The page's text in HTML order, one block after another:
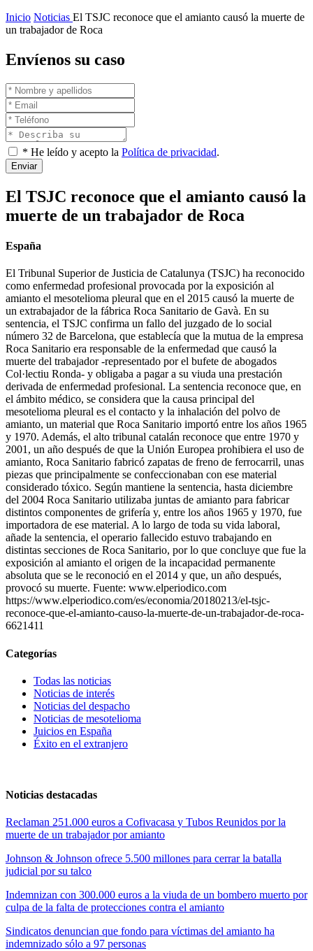
Inicio Noticias El TSJC reconoce que el amianto causó la muerte de
un trabajador de Roca
Envíenos su caso
* He leído y acepto la Política de privacidad.
Enviar
El TSJC reconoce que el amianto causó la
muerte de un trabajador de Roca
España
El Tribunal Superior de Justicia de Catalunya (TSJC) ha reconocido
como enfermedad profesional provocada por la exposición al
amianto el mesotelioma pleural que en el 2015 causó la muerte de
un extrabajador de la fábrica Roca Sanitario de Gavà. En su
sentencia, el TSJC confirma un fallo del juzgado de lo social
número 32 de Barcelona, que establecía que la mutua de la empresa
Roca Sanitario era responsable de la enfermedad que causó la
muerte del trabajador -representado por el bufete de abogados
Col·lectiu Ronda- y obligaba a pagar a su viuda una prestación
derivada de enfermedad profesional. La sentencia reconoce que, en
el ámbito médico, se considera que la causa principal del
mesotelioma pleural es el contacto y la inhalación del polvo de
amianto, un material que Roca Sanitario importó entre los años 1965
y 1970. Además, el alto tribunal catalán reconoce que entre 1970 y
2001, un año después de que la Unión Europea prohibiera el uso de
amianto, Roca Sanitario fabricó zapatas de freno de ferrocarril, unas
piezas que principalmente se confeccionaban con ese material
considerado tóxico. Según mantiene la sentencia, hasta diciembre
del 2004 Roca Sanitario utilizaba juntas de amianto para fabricar
distintos componentes de grifería y, entre los años 1965 y 1970, fue
importadora de ese material. A lo largo de toda su vida laboral,
añade la sentencia, el operario fallecido estuvo trabajando en
distintas secciones de Roca Sanitario, por lo que concluye que fue la
exposición al amianto el origen de la incapacidad permanente
absoluta que se le reconoció en el 2014 y que, un año después,
provocó su muerte. Fuente: www.elperiodico.com
https://www.elperiodico.com/es/economia/20180213/el-tsjc-
reconoce-que-el-amianto-causo-la-muerte-de-un-trabajador-de-roca-
6621411
Categorías
Todas las noticias
Noticias de interés
Noticias del despacho
Noticias de mesotelioma
Juicios en España
Éxito en el extranjero
Noticias destacadas
Reclaman 251.000 euros a Cofivacasa y Tubos Reunidos por la
muerte de un trabajador por amianto
Johnson & Johnson ofrece 5.500 millones para cerrar la batalla
judicial por su talco
Indemnizan con 300.000 euros a la viuda de un bombero muerto por
culpa de la falta de protecciones contra el amianto
Sindicatos denuncian que fondo para víctimas del amianto ha
indemnizado sólo a 97 personas